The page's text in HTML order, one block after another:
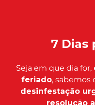
7 Dias
Seja em que dia for,
feriado, sabemos
desinfestação
resolução